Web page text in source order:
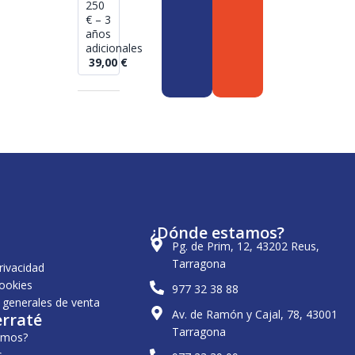
250
€ – 3
años
adicionales
39,00 €
de venta
¿Dónde estamos?
Pg. de Prim, 12, 43202 Reus,
Tarragona
977 32 38 88
Av. de Ramón y Cajal, 78, 43001
Tarragona